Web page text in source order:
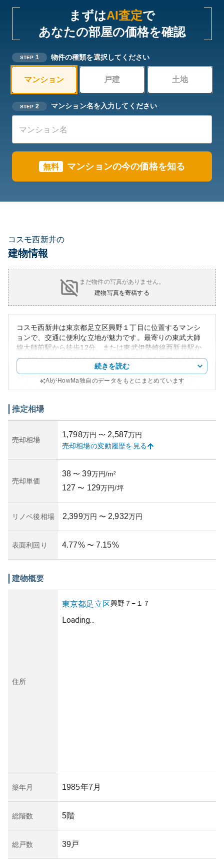
まずはAI査定で
あなたの部屋の価格を確認
STEP 1 物件の種類を選択してください
マンション 戸建 土地
STEP 2 マンション名を入力してください
無料 マンションの今の価格を知る
コスモ西新井の
建物情報
まだ物件の写真がありません。
建物写真を寄稿する
コスモ西新井は東京都足立区興野１丁目に位置するマンシ
ョンで、交通に便利な立地が魅力です。最寄りの東武大師
線大師前駅から徒歩12分、または東武伊勢崎線西新井駅か
ら16分とアクセスが良好で、日暮里舎人ライナー江北駅も
近接しています。この地理的条件により、通勤・通学に便
利で、都心へのアクセスも容易です。周辺環境としては、
外観は、シンプルで洗練されたデザインが特徴で、築年数
期的な修繕と清掃が行われており、共用部分の施設利用も
資産性については、都心から程よい距離感でありながら、
動産市況の影響を受けにくい安定した地域で、長期的な保
有による価値維持の可能性が期待されます。一方で所有リ
続いています。
続きを読む
AIがHowMa独自のデータをもとにまとめています
推定相場
売却相場
1,798万円 〜 2,587万円
売却相場の変動履歴を見る
売却単価
38 〜 39万円/m²
127 〜 129万円/坪
リノベ後相場 2,399万円 〜 2,932万円
表面利回り 4.77% 〜 7.15%
建物概要
住所
東京都足立区興野 ７−１７
Loading...
築年月 1985年7月
総階数 5階
総戸数 39戸